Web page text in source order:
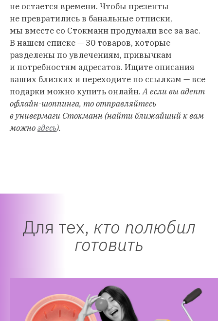
не остается времени. Чтобы презенты
не превратились в банальные отписки,
мы вместе со Стокманн продумали все за вас.
В нашем списке — 30 товаров, которые
разделены по увлечениям, привычкам
и потребностям адресатов. Ищите описания
ваших близких и переходите по ссылкам — все
подарки можно купить онлайн.А если вы адепт
офлайн-шоппинга, то отправляйтесь
в универмаги Стокманн (найти ближайший к вам
можноздесь).
Для тех, кто полюбил
готовить